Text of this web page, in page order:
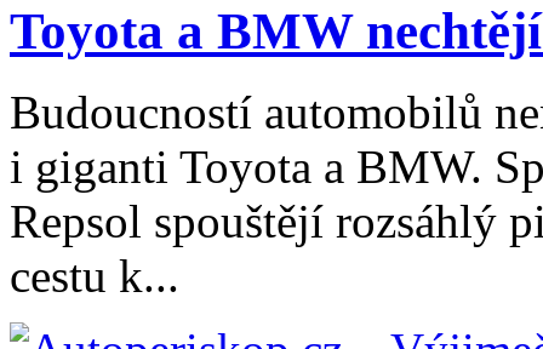
Toyota a BMW
Budoucností automobilů
i giganti Toyota a BMW.
Repsol spouštějí rozsáhlý
cestu k...